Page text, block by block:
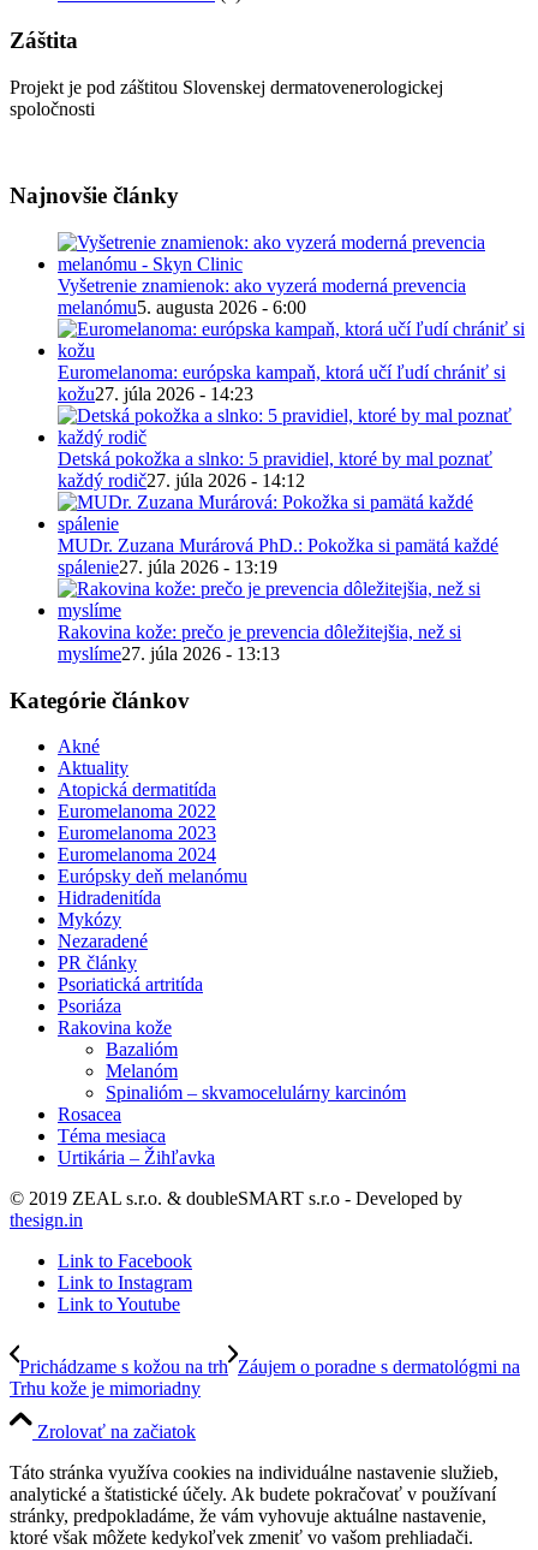
Záštita
Projekt je pod záštitou Slovenskej dermatovenerologickej
spoločnosti
Najnovšie články
Vyšetrenie znamienok: ako vyzerá moderná prevencia
melanómu5. augusta 2026 - 6:00
Euromelanoma: európska kampaň, ktorá učí ľudí chrániť si
kožu27. júla 2026 - 14:23
Detská pokožka a slnko: 5 pravidiel, ktoré by mal poznať
každý rodič27. júla 2026 - 14:12
MUDr. Zuzana Murárová PhD.: Pokožka si pamätá každé
spálenie27. júla 2026 - 13:19
Rakovina kože: prečo je prevencia dôležitejšia, než si
myslíme27. júla 2026 - 13:13
Kategórie článkov
Akné
Aktuality
Atopická dermatitída
Euromelanoma 2022
Euromelanoma 2023
Euromelanoma 2024
Európsky deň melanómu
Hidradenitída
Mykózy
Nezaradené
PR články
Psoriatická artritída
Psoriáza
Rakovina kože
Bazalióm
Melanóm
Spinalióm – skvamocelulárny karcinóm
Rosacea
Téma mesiaca
Urtikária – Žihľavka
© 2019 ZEAL s.r.o. & doubleSMART s.r.o - Developed by
thesign.in
Link to Facebook
Link to Instagram
Link to Youtube
Prichádzame s kožou na trh Záujem o poradne s dermatológmi na
Trhu kože je mimoriadny
Zrolovať na začiatok
Táto stránka využíva cookies na individuálne nastavenie služieb,
analytické a štatistické účely. Ak budete pokračovať v používaní
stránky, predpokladáme, že vám vyhovuje aktuálne nastavenie,
ktoré však môžete kedykoľvek zmeniť vo vašom prehliadači.